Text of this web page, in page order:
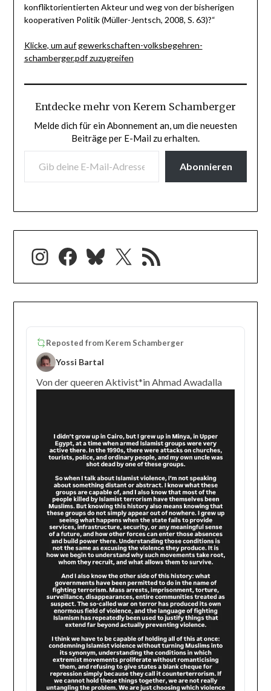
konfliktorientierten Akteur und weg von der bisherigen
kooperativen Politik (Müller-Jentsch, 2008, S. 63)?“
Klicke, um auf gewerkschaften-volksbegehren-
schamberger.pdf zuzugreifen
Entdecke mehr von Kerem Schamberger
Melde dich für ein Abonnement an, um die neuesten
Beiträge per E-Mail zu erhalten.
GIB DEINE E-MAIL-ADRESSE EIN ...
Abonnieren
Instagram
Facebook
Bluesky
X RSS-Feed
Reposted from Kerem Schamberger
Yossi Bartal
Von der queeren Aktivist*in Ahmad Awadalla